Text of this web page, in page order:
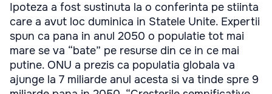
Ipoteza a fost sustinuta la o conferinta pe stiinta
care a avut loc duminica in Statele Unite. Expertii
spun ca pana in anul 2050 o populatie tot mai
mare se va “bate” pe resurse din ce in ce mai
putine. ONU a prezis ca populatia globala va
ajunge la 7 miliarde anul acesta si va tinde spre 9